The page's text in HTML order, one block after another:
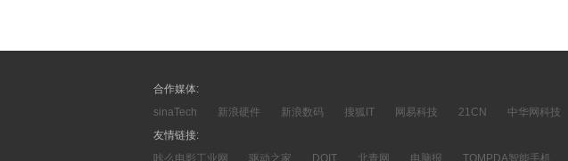
合作媒体:
sinaTech
新浪硬件 新浪数码 搜狐IT 网易科技 21CN 中华网科技
友情链接:
咔么电影工业网
驱动之家 DOIT 北青网 电脑报 TOMPDA智能手机